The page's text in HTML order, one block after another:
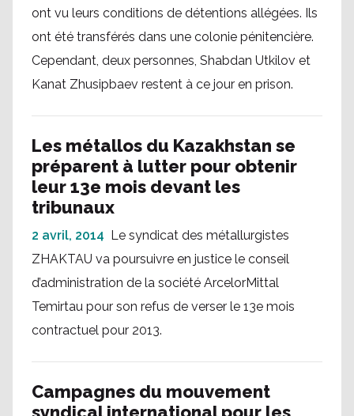
ont vu leurs conditions de détentions allégées. Ils
ont été transférés dans une colonie pénitencière.
Cependant, deux personnes, Shabdan Utkilov et
Kanat Zhusipbaev restent à ce jour en prison.
Les métallos du Kazakhstan se
préparent à lutter pour obtenir
leur 13e mois devant les
tribunaux
2 avril, 2014 Le syndicat des métallurgistes
ZHAKTAU va poursuivre en justice le conseil
d’administration de la société ArcelorMittal
Temirtau pour son refus de verser le 13e mois
contractuel pour 2013.
Campagnes du mouvement